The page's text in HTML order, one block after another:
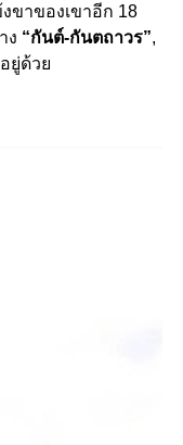
ขาของเขาอีก 18
ง “กันต์-กันตถาวร”,
ยู่ด้วย